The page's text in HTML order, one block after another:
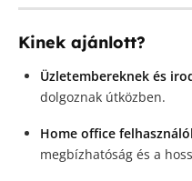
Kinek ajánlott?
Üzletembereknek és
dolgoznak útközben.
Home office
megbízhatóság és a